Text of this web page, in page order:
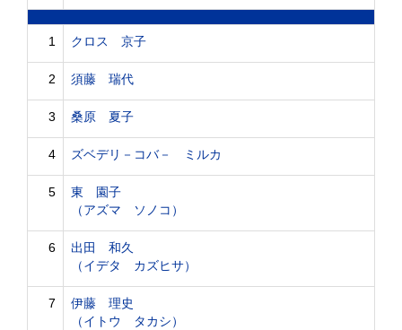
1 クロス 京子
2 須藤 瑞代
3 桑原 夏子
4 ズベデリ－コバ－ ミルカ
5
東 園子
（アズマ ソノコ）
6
出田 和久
（イデタ カズヒサ）
7
伊藤 理史
（イトウ タカシ）